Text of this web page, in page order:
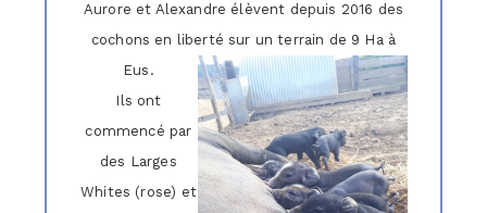
Aurore et Alexandre élèvent depuis 2016 des
cochons en liberté sur un terrain de 9 Ha à
Eus.
Ils ont
commencé par
des Larges
Whites (rose) et